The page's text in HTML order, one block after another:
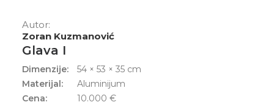
Autor:
Zoran Kuzmanović
Glava I
Dimenzije:
54 × 53 × 35 cm
Materijal:
Aluminijum
Cena:
10.000 €